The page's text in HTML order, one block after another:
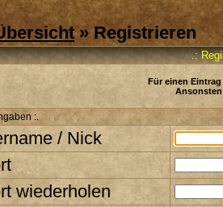
» Registrieren
.:
Für einen
:.
/ Nick
wiederholen